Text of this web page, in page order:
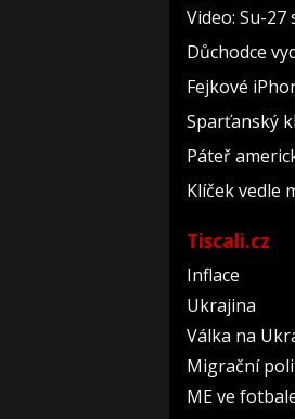
Video: Su-
Důchodce
Fejkové
Sparťanský
Páteř
Klíček vedle
Tiscali.cz
Inflace
Ukrajina
Válka na
Migrační
ME ve